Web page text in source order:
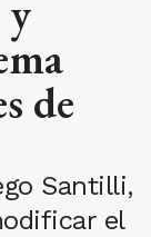
de
Santilli,
el